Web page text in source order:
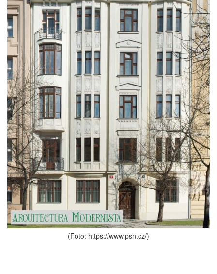
(Foto: https://www.psn.cz/)